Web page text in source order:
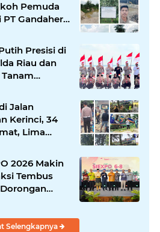
Pemuda
Gandahera
Presisi di
Riau dan
Jalan
Kerinci, 34
Lima
2026 Makin
Tembus
Selengkapnya